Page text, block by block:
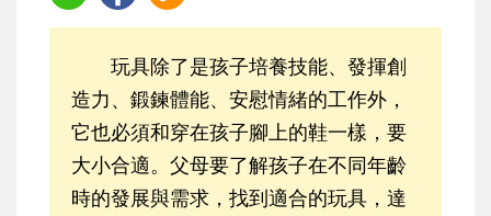
玩具除了是孩子培養技能、發揮創
造力、鍛鍊體能、安慰情緒的工作外，
它也必須和穿在孩子腳上的鞋一樣，要
大小合適。父母要了解孩子在不同年齡
時的發展與需求，找到適合的玩具，達